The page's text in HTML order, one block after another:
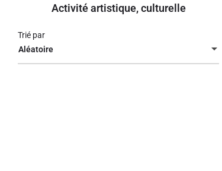
Activité artistique, culturelle
Aléatoire
Trié par